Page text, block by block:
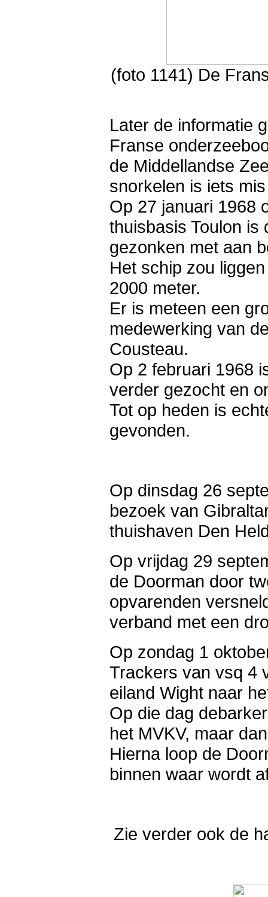
(foto 1141) De
Later de informatie
Franse
de Middellandse
snorkelen is iets
Op 27 januari 1968
thuisbasis Toulon is
gezonken met aan
Het schip zou
2000 meter.
Er is meteen een
medewerking van
Cousteau.
Op 2 februari 1968
verder gezocht en
Tot op heden is
gevonden.
Op dinsdag 26
bezoek van
thuishaven Den
Op vrijdag 29
de Doorman door
opvarenden
verband met een
Op zondag 1
Trackers van vsq 4
eiland Wight naar
Op die dag
het MVKV, maar
Hierna loop de
binnen waar wordt
Zie verder ook de